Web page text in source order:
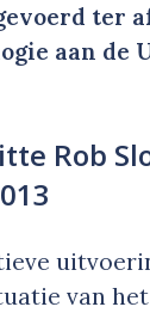
ter
aan de
Rob
van het